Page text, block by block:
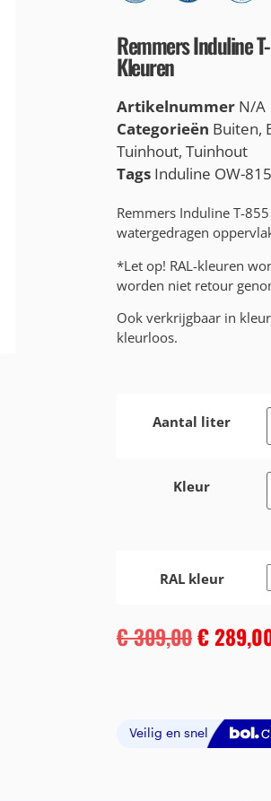
Remmers Induline
Kleuren
Artikelnummer N/A
Categorieën Buiten,
Tuinhout, Tuinhout
Tags Induline OW-815
Remmers Induline T-
watergedragen
*Let op! RAL-kleuren
worden niet retour
Ook verkrijgbaar in
kleurloos.
Aantal liter
Kleur
RAL kleur
€309,00€